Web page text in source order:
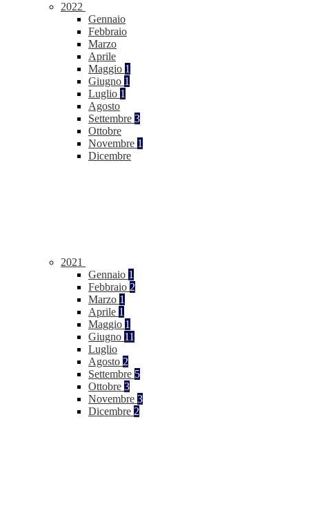
2022
Gennaio
Febbraio
Marzo
Aprile
Maggio 1
Giugno 1
Luglio 1
Agosto
Settembre 3
Ottobre
Novembre 1
Dicembre
2021
Gennaio 1
Febbraio 2
Marzo 1
Aprile 1
Maggio 1
Giugno 11
Luglio
Agosto 2
Settembre 5
Ottobre 3
Novembre 3
Dicembre 2